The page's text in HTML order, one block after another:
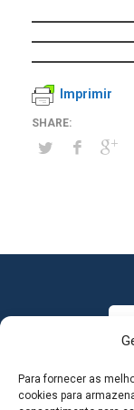
Para fornecer as
cookies para
Imprimir